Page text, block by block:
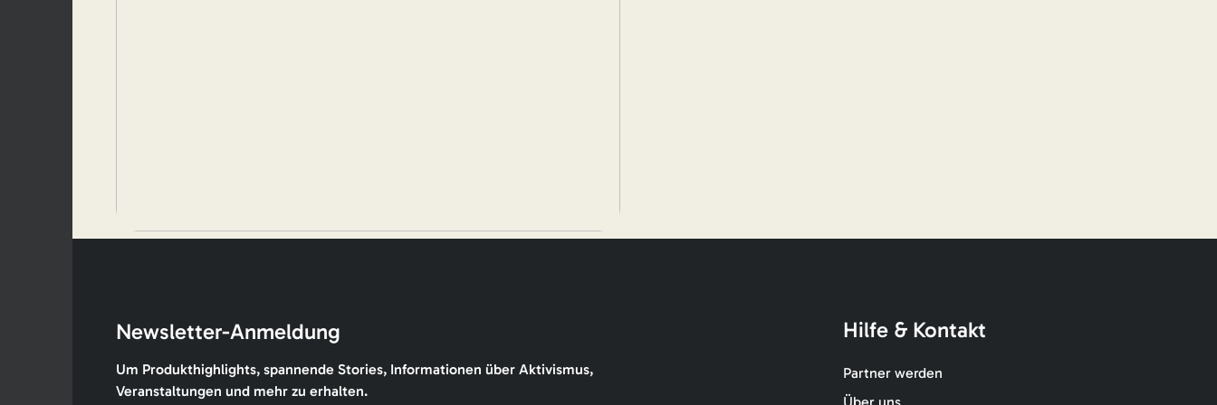
Newsletter-Anmeldung
Um Produkthighlights, spannende Stories, Informationen über Aktivismus,
Veranstaltungen und mehr zu erhalten.
Hilfe & Kontakt
Partner werden